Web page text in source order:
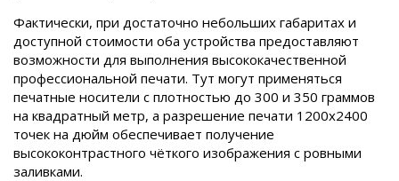
Фактически, при достаточно небольших габаритах и
доступной стоимости оба устройства предоставляют
возможности для выполнения высококачественной
профессиональной печати. Тут могут применяться
печатные носители с плотностью до 300 и 350 граммов
на квадратный метр, а разрешение печати 1200х2400
точек на дюйм обеспечивает получение
высококонтрастного чёткого изображения с ровными
заливками.